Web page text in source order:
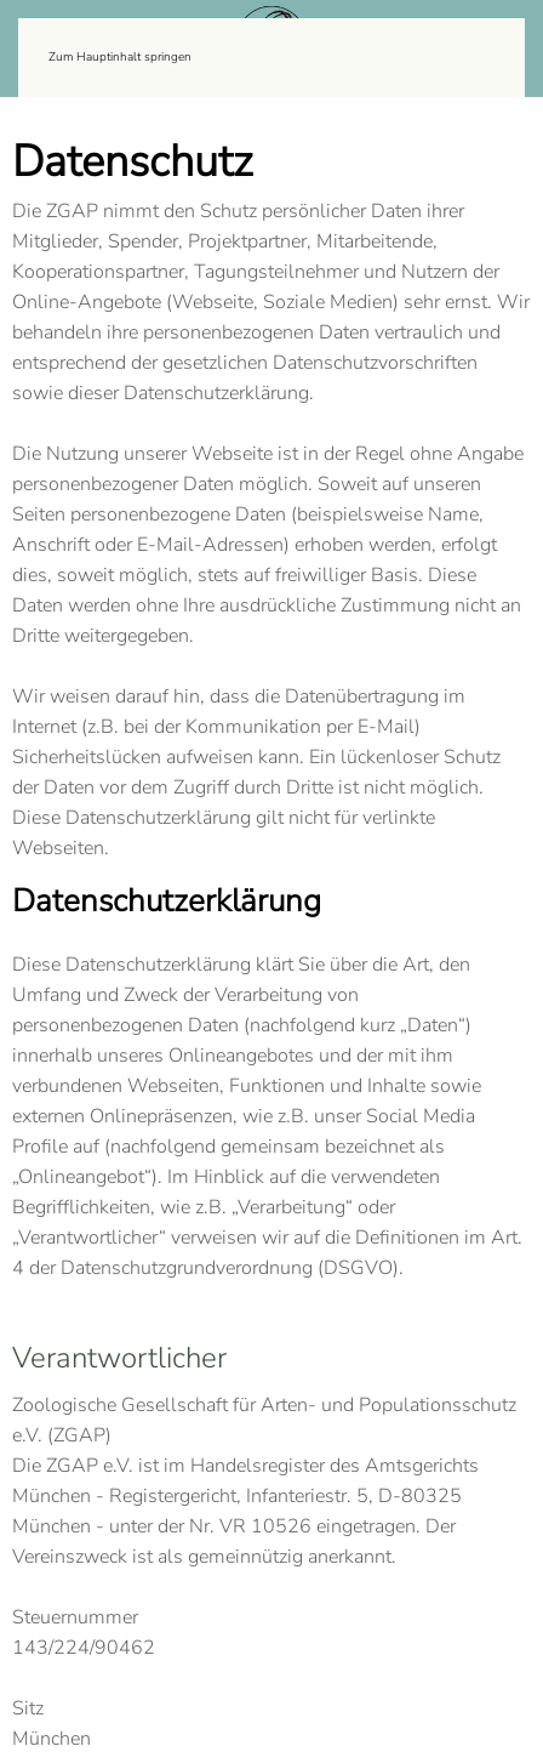
Zum Hauptinhalt springen
Datenschutz
Die ZGAP nimmt den Schutz persönlicher Daten ihrer
Mitglieder, Spender, Projektpartner, Mitarbeitende,
Kooperationspartner, Tagungsteilnehmer und Nutzern der
Online-Angebote (Webseite, Soziale Medien) sehr ernst. Wir
behandeln ihre personenbezogenen Daten vertraulich und
entsprechend der gesetzlichen Datenschutzvorschriften
sowie dieser Datenschutzerklärung.
Die Nutzung unserer Webseite ist in der Regel ohne Angabe
personenbezogener Daten möglich. Soweit auf unseren
Seiten personenbezogene Daten (beispielsweise Name,
Anschrift oder E-Mail-Adressen) erhoben werden, erfolgt
dies, soweit möglich, stets auf freiwilliger Basis. Diese
Daten werden ohne Ihre ausdrückliche Zustimmung nicht an
Dritte weitergegeben.
Wir weisen darauf hin, dass die Datenübertragung im
Internet (z.B. bei der Kommunikation per E-Mail)
Sicherheitslücken aufweisen kann. Ein lückenloser Schutz
der Daten vor dem Zugriff durch Dritte ist nicht möglich.
Diese Datenschutzerklärung gilt nicht für verlinkte
Webseiten.
Datenschutzerklärung
Diese Datenschutzerklärung klärt Sie über die Art, den
Umfang und Zweck der Verarbeitung von
personenbezogenen Daten (nachfolgend kurz „Daten“)
innerhalb unseres Onlineangebotes und der mit ihm
verbundenen Webseiten, Funktionen und Inhalte sowie
externen Onlinepräsenzen, wie z.B. unser Social Media
Profile auf (nachfolgend gemeinsam bezeichnet als
„Onlineangebot“). Im Hinblick auf die verwendeten
Begrifflichkeiten, wie z.B. „Verarbeitung“ oder
„Verantwortlicher“ verweisen wir auf die Definitionen im Art.
4 der Datenschutzgrundverordnung (DSGVO).
Verantwortlicher
Zoologische Gesellschaft für Arten- und Populationsschutz
e.V. (ZGAP)
Die ZGAP e.V. ist im Handelsregister des Amtsgerichts
München - Registergericht, Infanteriestr. 5, D-80325
München - unter der Nr. VR 10526 eingetragen. Der
Vereinszweck ist als gemeinnützig anerkannt.
Steuernummer
143/224/90462
Sitz
München